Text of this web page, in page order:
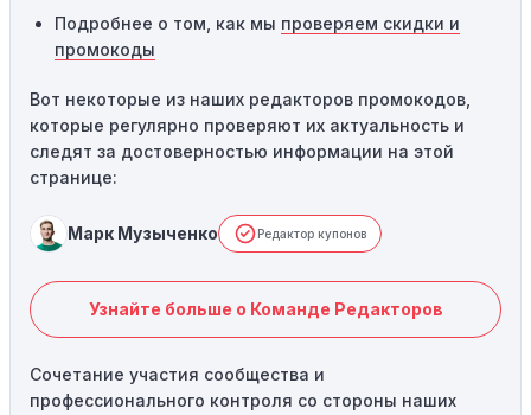
Подробнее о том, как мы проверяем скидки и
промокоды
Вот некоторые из наших редакторов промокодов,
которые регулярно проверяют их актуальность и
следят за достоверностью информации на этой
странице:
Марк Музыченко Редактор купонов
Узнайте больше о Команде Редакторов
Сочетание участия сообщества и
профессионального контроля со стороны наших